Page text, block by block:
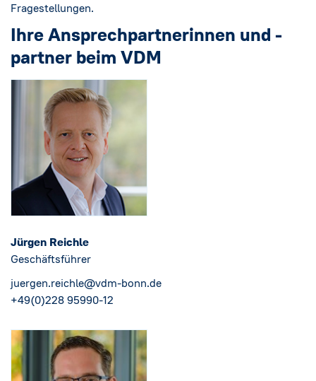
Cookie-Einstellungen
Datenschutzerklärung
Fragestellungen.
Ihre Ansprechpartnerinnen und -
partner beim VDM
Jürgen Reichle
Geschäftsführer
juergen.reichle@vdm-bonn.de
+49(0)228 95990-12